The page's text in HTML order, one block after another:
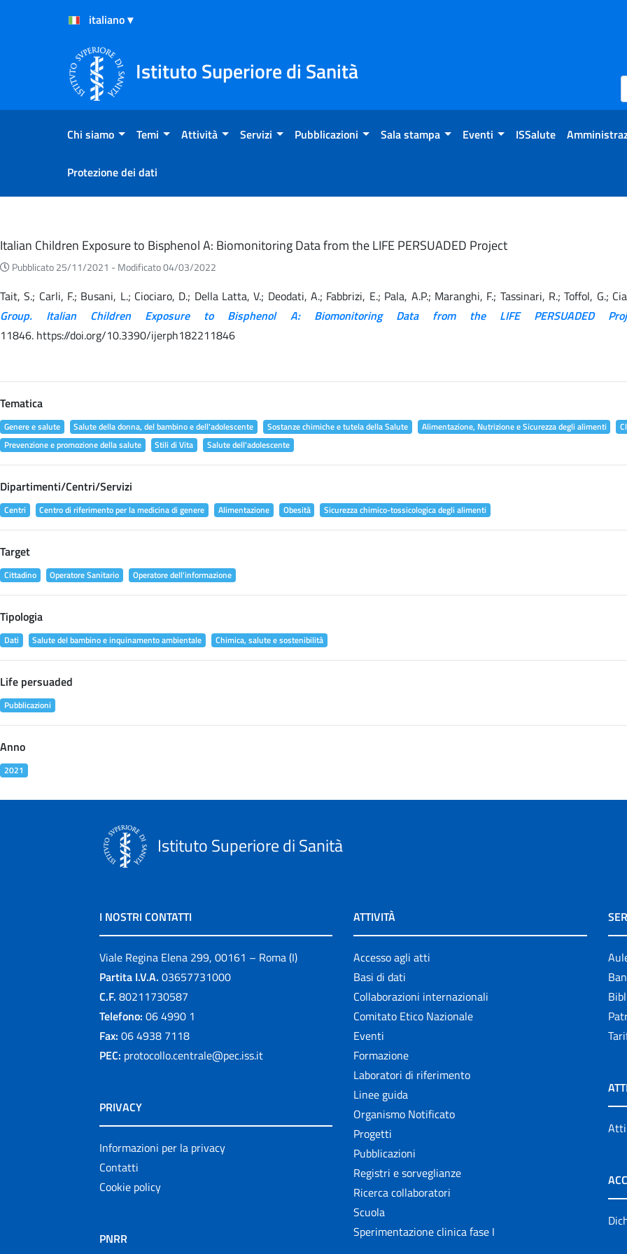
Salta al Contenuto
Salta al Footer
Istituto Superiore di Sanità
Chi siamo Temi Attività Servizi Pubblicazioni Sala stampa Eventi ISSalute
Protezione dei dati
Eventi
Italian Children Exposure to Bisphenol A: Biomonitoring Data from the LIFE PERSUADED Project
Pubblicato 25/11/2021 - Modificato 04/03/2022
Tait, S.; Carli, F.; Busani, L.; Ciociaro, D.; Della Latta, V.; Deodati, A.; Fabbrizi, E.; Pala, A.P.; Maranghi, F.; Tassinari, R.; Toffol, G.;
Group. Italian Children Exposure to Bisphenol A: Biomonitoring Data from the LIFE PERSUADED
11846. https://doi.org/10.3390/ijerph182211846
Tematica
Genere e salute Salute della donna, del bambino e dell'adolescente Sostanze chimiche e tutela della Salute Alimentazione, Nutrizione e Sicurezza degli alimenti
Prevenzione e promozione della salute
Stili di Vita Salute dell'adolescente
Dipartimenti/Centri/Servizi
Centri Centro di riferimento per la medicina di genere Alimentazione Obesità Sicurezza chimico-tossicologica degli alimenti
Target
Cittadino Operatore Sanitario Operatore dell'informazione
Tipologia
Dati Salute del bambino e inquinamento ambientale Chimica, salute e sostenibilità
Life persuaded
Pubblicazioni
Anno
2021
Istituto Superiore di Sanità
I NOSTRI CONTATTI
Viale Regina Elena 299, 00161 – Roma (I)
Partita I.V.A. 03657731000
C.F. 80211730587
Telefono: 06 4990 1
Fax: 06 4938 7118
PEC: protocollo.centrale@pec.iss.it
PRIVACY
Informazioni per la privacy
Contatti
Cookie policy
PNRR
ATTIVITÀ
Accesso agli atti
Basi di dati
Collaborazioni internazionali
Comitato Etico Nazionale
Eventi
Formazione
Laboratori di riferimento
Linee guida
Organismo Notificato
Progetti
Pubblicazioni
Registri e sorveglianze
Ricerca collaboratori
Scuola
Sperimentazione clinica fase I
Atti